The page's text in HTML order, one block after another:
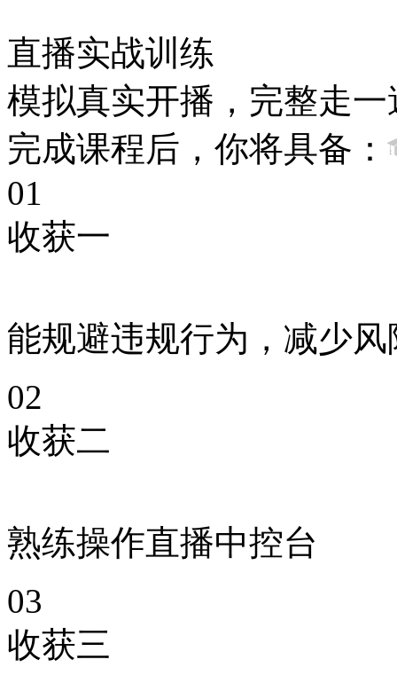
直播实战训练
模拟真实开播，完整走
完成课程后，你将具备：
01
收获一
能规避违规行为，减少风
02
收获二
熟练操作直播中控台
03
收获三